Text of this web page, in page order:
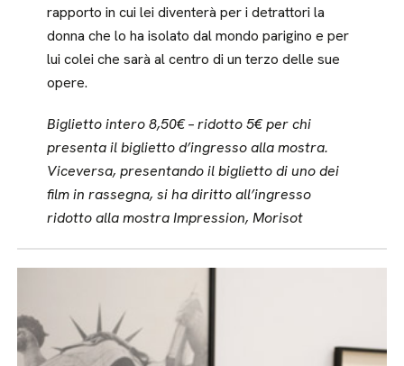
rapporto in cui lei diventerà per i detrattori la
donna che lo ha isolato dal mondo parigino e per
lui colei che sarà al centro di un terzo delle sue
opere.
Biglietto intero 8,50€ – ridotto 5€ per chi
presenta il biglietto d’ingresso alla mostra.
Viceversa, presentando il biglietto di uno dei
film in rassegna, si ha diritto all’ingresso
ridotto alla mostra Impression, Morisot